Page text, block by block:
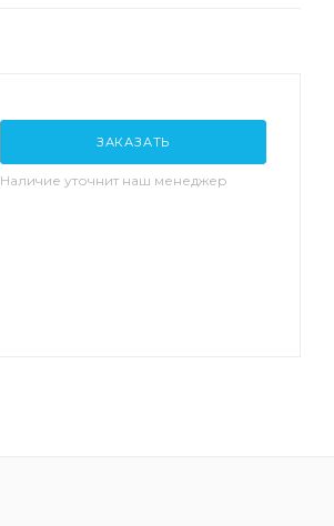
ЗАКАЗАТЬ
Наличие уточнит наш менеджер